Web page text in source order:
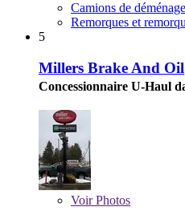
Camions de
Remorques et
5
Millers Brake And Oil
Concessionnaire U-Haul
VoirPhotos